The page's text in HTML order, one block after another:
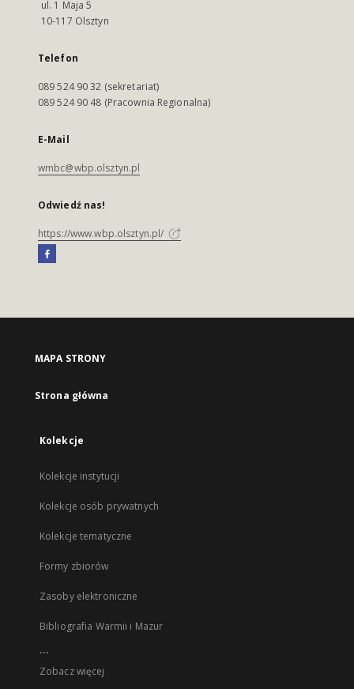
ul. 1 Maja 5
10-117 Olsztyn
Telefon
089 524 90 32 (sekretariat)
089 524 90 48 (Pracownia Regionalna)
E-Mail
wmbc@wbp.olsztyn.pl
Odwiedź nas!
https://www.wbp.olsztyn.pl/
MAPA STRONY
Strona główna
Kolekcje
Kolekcje instytucji
Kolekcje osób prywatnych
Kolekcje tematyczne
Formy zbiorów
Zasoby elektroniczne
Bibliografia Warmii i Mazur
...
Zobacz więcej